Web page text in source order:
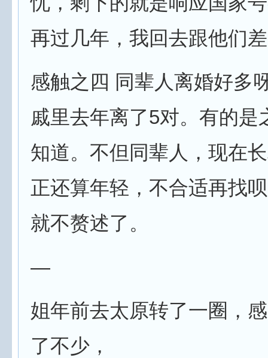
再过几年，我回去跟他们
感触之四 同辈人离婚好多
戚里去年离了5对。有的
知道。不但同辈人，现在
正还算年轻，不合适再找
就不赘述了。
—
姐年前去太原转了一圈，
了不少，